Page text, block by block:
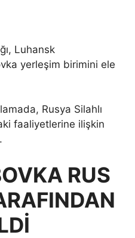
Luhansk
yerleşim birimini ele
Rusya Silahlı
faaliyetlerine ilişkin
RUS